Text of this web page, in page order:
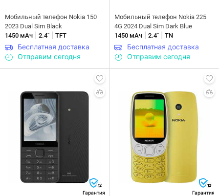
Мобильный телефон Nokia 150
2023 Dual Sim Black
1450 мАч
2.4" TFT
Бесплатная доставка
Отправим сегодня
Мобильный телефон Nokia 225
4G 2024 Dual Sim Dark Blue
1450 мАч
2.4" TN
Бесплатная доставка
Отправим сегодня
12
Гарантия
12
Гарантия